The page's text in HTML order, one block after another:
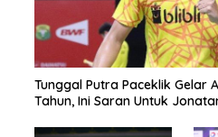
Tunggal Putra Paceklik Gelar
Tahun, Ini Saran Untuk